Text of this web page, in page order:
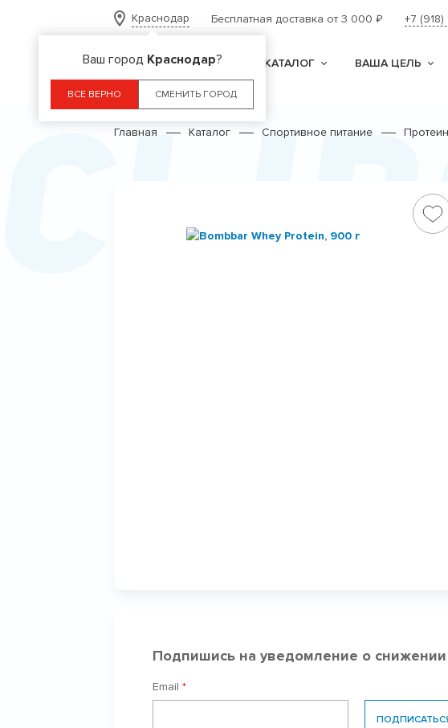
Краснодар
Ваш город Краснодар?
ВСЕ ВЕРНО СМЕНИТЬ ГОРОД
Бесплатная доставка от 3 000₽ +7
КАТАЛОГ ВАША ЦЕЛЬ
Главная Каталог Спортивное питание Протеин
Подпишись на уведомление о
Email *